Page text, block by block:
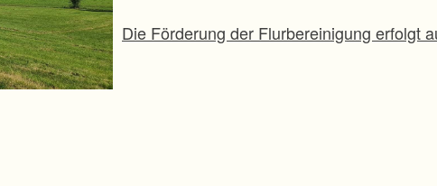
Die Förderung der Flurbereinigung erfolgt